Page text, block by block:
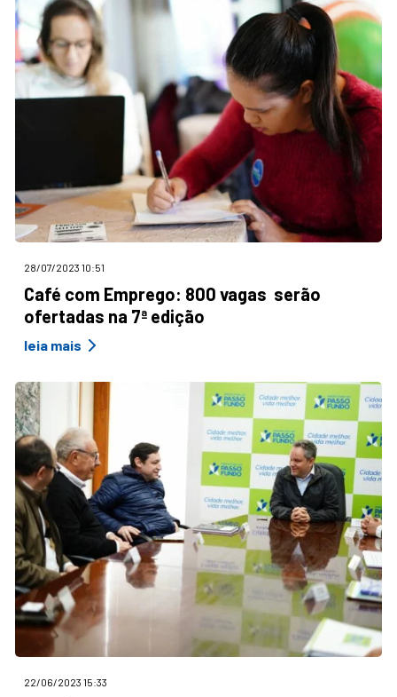
28/07/2023 10:51
Café com Emprego: 800 vagas serão
ofertadas na 7ª edição
leia mais
22/06/2023 15:33